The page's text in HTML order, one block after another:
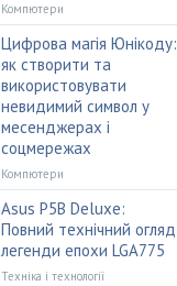
Компютери
Цифрова магія Юнікоду:
як створити та
використовувати
невидимий символ у
месенджерах і
соцмережах
Компютери
Asus P5B Deluxe:
Повний технічний огляд
легенди епохи LGA775
Техніка і технології